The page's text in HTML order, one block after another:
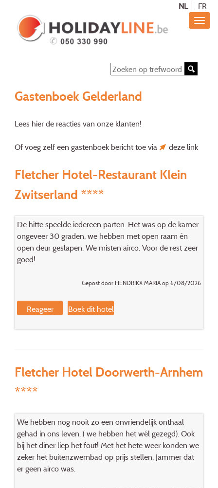
NL FR
Gastenboek Gelderland
Lees hier de reacties van onze klanten!
Of voeg zelf een gastenboek bericht toe via deze link
Fletcher Hotel-Restaurant Klein
Zwitserland ****
De hitte speelde iedereen parten. Het was op de kamer
ongeveer 30 graden, we hebben met open raam én
open deur geslapen. We misten airco. Voor de rest zeer
goed!
Gepost door HENDRIKX MARIA op 6/08/2026
Reageer Boek dit hotel
Fletcher Hotel Doorwerth-Arnhem
****
We hebben nog nooit zo een onvriendelijk onthaal
gehad in ons leven. ( we hebben het wél gezegd). Ook
bij het diner liep het fout! Met het hete weer konden we
zeker het buitenzwembad op prijs stellen. Jammer dat
er geen airco was.